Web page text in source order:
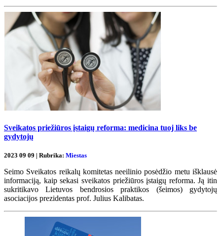
Sveikatos priežiūros įstaigų reforma: medicina tuoj liks be
gydytojų
2023 09 09 | Rubrika: Miestas
Seimo Sveikatos reikalų komitetas neeilinio posėdžio metu išklausė
informaciją, kaip sekasi sveikatos priežiūros įstaigų reforma. Ją itin
sukritikavo Lietuvos bendrosios praktikos (šeimos) gydytojų
asociacijos prezidentas prof. Julius Kalibatas.